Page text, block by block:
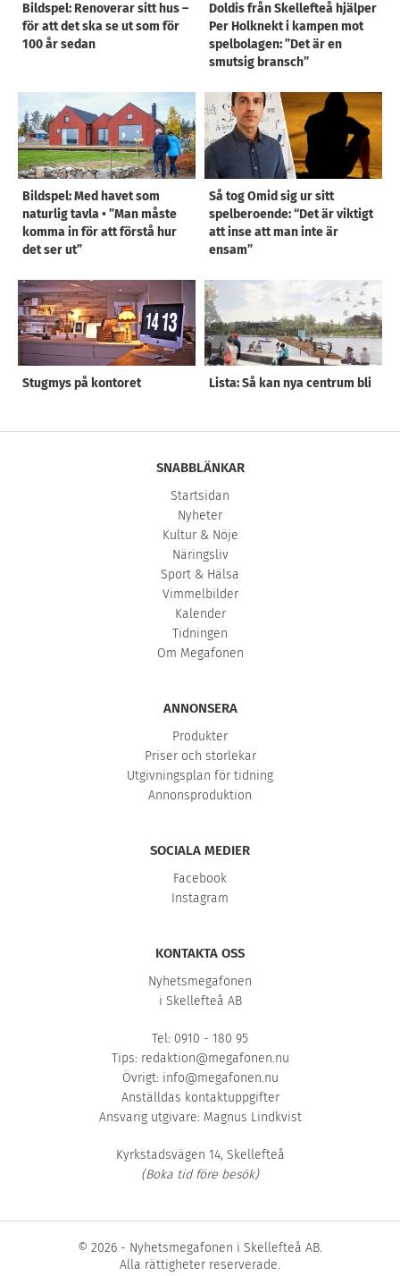
Bildspel: Renoverar sitt hus –
för att det ska se ut som för
100 år sedan
Doldis från Skellefteå hjälper
Per Holknekt i kampen mot
spelbolagen: ”Det är en
smutsig bransch”
Bildspel: Med havet som
naturlig tavla • ”Man måste
komma in för att förstå hur
det ser ut”
Så tog Omid sig ur sitt
spelberoende: “Det är viktigt
att inse att man inte är
ensam”
Stugmys på kontoret Lista: Så kan nya centrum bli
SNABBLÄNKAR
Startsidan
Nyheter
Kultur & Nöje
Näringsliv
Sport & Hälsa
Vimmelbilder
Kalender
Tidningen
Om Megafonen
ANNONSERA
Produkter
Priser och storlekar
Utgivningsplan för tidning
Annonsproduktion
SOCIALA MEDIER
Facebook
Instagram
KONTAKTA OSS
Nyhetsmegafonen
i Skellefteå AB
Tel: 0910 - 180 95
Tips: redaktion@megafonen.nu
Övrigt: info@megafonen.nu
Anställdas kontaktuppgifter
Ansvarig utgivare: Magnus Lindkvist
Kyrkstadsvägen 14, Skellefteå
(Boka tid före besök)
© 2026 - Nyhetsmegafonen i Skellefteå AB.
Alla rättigheter reserverade.